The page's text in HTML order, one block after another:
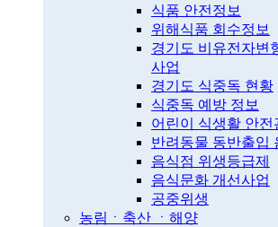
식품 안전정보
위해식품 회수정보
경기도 비유전자변
사업
경기도 식중독 현황
식중독 예방 정보
어린이 식생활 안전
반려동물 동반출입
음식점 위생등급제
음식문화 개선사업
공중위생
농림ㆍ축산 ㆍ해양